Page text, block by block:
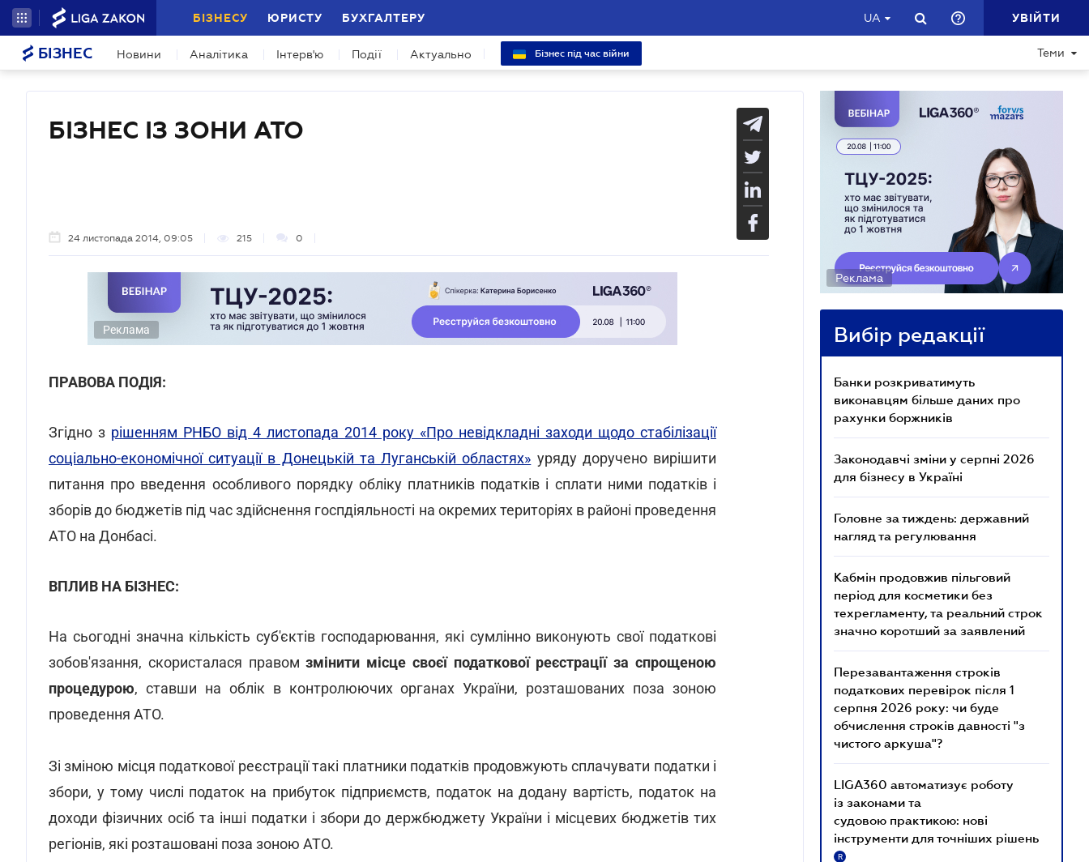
БІЗНЕСУ ЮРИСТУ БУХГАЛТЕРУ UA УВІЙТИ
БІЗНЕС Новини Аналітика Інтерв'ю Події Актуально Бізнес під час війни Теми
БІЗНЕС ІЗ ЗОНИ АТО
24 листопада 2014, 09:05 215 0
Реклама
ПРАВОВА ПОДІЯ:
Згідно з рішенням РНБО від 4 листопада 2014 року «Про невідкладні заходи щодо стабілізації
соціально-економічної ситуації в Донецькій та Луганській областях» уряду доручено вирішити
питання про введення особливого порядку обліку платників податків і сплати ними податків і
зборів до бюджетів під час здійснення госпдіяльності на окремих територіях в районі проведення
АТО на Донбасі.
ВПЛИВ НА БІЗНЕС:
На сьогодні значна кількість суб'єктів господарювання, які сумлінно виконують свої податкові
зобов'язання, скористалася правомзмінити місце своєї податкової реєстрації за спрощеною
процедурою, ставши на облік в контролюючих органах України, розташованих поза зоною
проведення АТО.
Зі зміною місця податкової реєстрації такі платники податків продовжують сплачувати податки і
збори, у тому числі податок на прибуток підприємств, податок на додану вартість, податок на
доходи фізичних осіб та інші податки і збори до держбюджету України і місцевих бюджетів тих
регіонів, які розташовані поза зоною АТО.
Реклама
Вибір редакції
Банки розкриватимуть
виконавцям більше даних про
рахунки боржників
Законодавчі зміни у серпні 2026
для бізнесу в Україні
Головне за тиждень: державний
нагляд та регулювання
Кабмін продовжив пільговий
період для косметики без
техрегламенту, та реальний строк
значно коротший за заявлений
Перезавантаження строків
податкових перевірок після 1
серпня 2026 року: чи буде
обчислення строків давності "з
чистого аркуша"?
LIGA360 автоматизує роботу
із законами та
судовою практикою: нові
інструменти для точніших рішень
R